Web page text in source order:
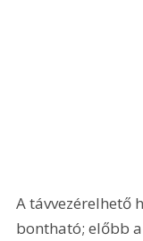
A távvezérelhető
bontható; előbb